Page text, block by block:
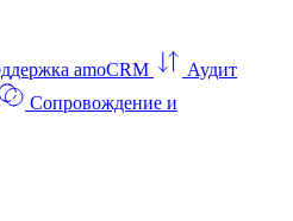
amoCRM
Аудит
Сопровождение и